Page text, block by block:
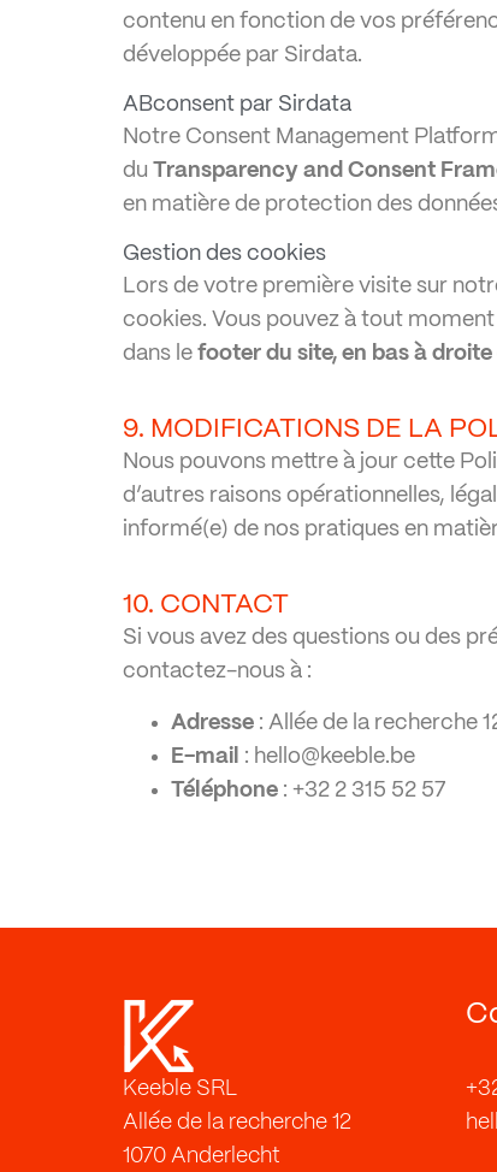
contenu en fonction de vos
développée par Sirdata.
ABconsent par Sirdata
Notre Consent Management
du Transparency and Consent
en matière de protection des
Gestion des cookies
Lors de votre première visite sur
cookies. Vous pouvez à tout
dans le footer du site, en bas à
9. MODIFICATIONS DE LA
Nous pouvons mettre à jour cette
d’autres raisons opérationnelles,
informé(e) de nos pratiques en
10. CONTACT
Si vous avez des questions ou des
contactez-nous à :
Adresse : Allée de la recherche
E-mail : hello@keeble.be
Téléphone : +32 2 315 52 57
Keeble SRL
Allée de la recherche 12
1070 Anderlecht